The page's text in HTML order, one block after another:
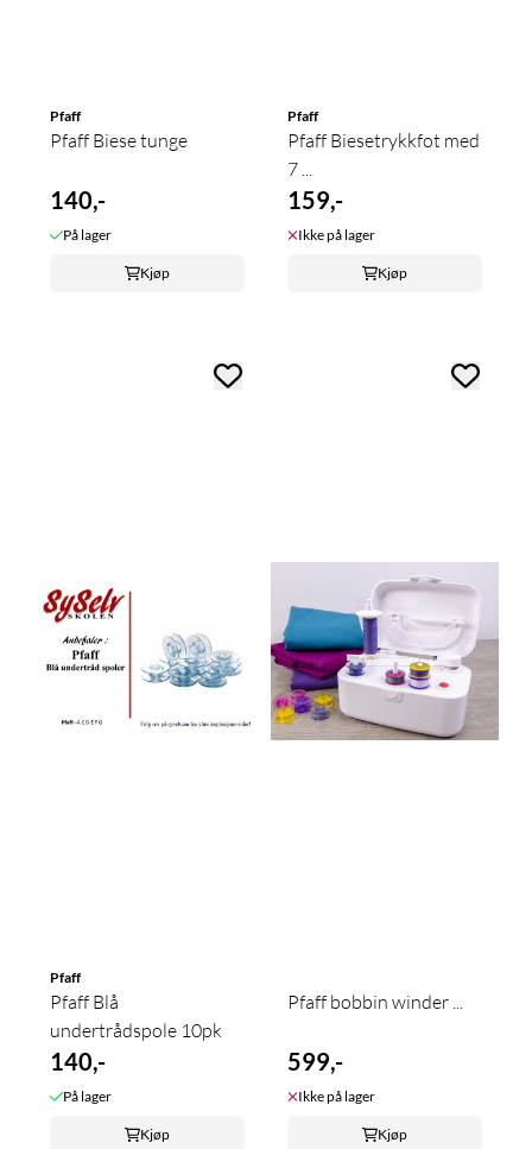
Pfaff
Pfaff Biese tunge
140,-
På lager
Kjøp
Pfaff
Pfaff Biesetrykkfot med
7 ...
159,-
Ikke på lager
Kjøp
Pfaff
Pfaff Blå
undertrådspole 10pk
140,-
På lager
Kjøp
Pfaff bobbin winder ...
599,-
Ikke på lager
Kjøp